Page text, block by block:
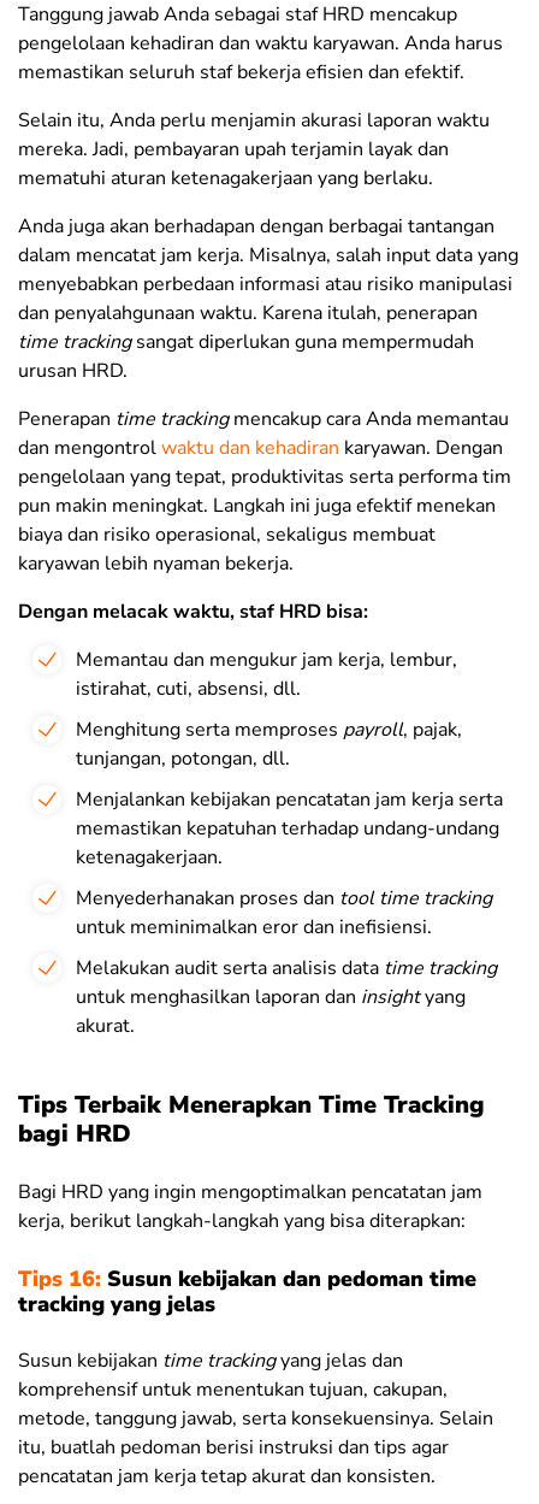
Tanggung jawab Anda sebagai staf HRD mencakup
pengelolaan kehadiran dan waktu karyawan. Anda harus
memastikan seluruh staf bekerja efisien dan efektif.
Selain itu, Anda perlu menjamin akurasi laporan waktu
mereka. Jadi, pembayaran upah terjamin layak dan
mematuhi aturan ketenagakerjaan yang berlaku.
Anda juga akan berhadapan dengan berbagai tantangan
dalam mencatat jam kerja. Misalnya, salah input data yang
menyebabkan perbedaan informasi atau risiko manipulasi
dan penyalahgunaan waktu. Karena itulah, penerapan
time trackingsangat diperlukan guna mempermudah
urusan HRD.
Penerapan time trackingmencakup cara Anda memantau
dan mengontrolwaktu dan kehadiran karyawan. Dengan
pengelolaan yang tepat, produktivitas serta performa tim
pun makin meningkat. Langkah ini juga efektif menekan
biaya dan risiko operasional, sekaligus membuat
karyawan lebih nyaman bekerja.
Dengan melacak waktu, staf HRD bisa:
Memantau dan mengukur jam kerja, lembur,
istirahat, cuti, absensi, dll.
Menghitung serta memproses payroll, pajak,
tunjangan, potongan, dll.
Menjalankan kebijakan pencatatan jam kerja serta
memastikan kepatuhan terhadap undang-undang
ketenagakerjaan.
Menyederhanakan proses dan tool time tracking
untuk meminimalkan eror dan inefisiensi.
Melakukan audit serta analisis data time tracking
untuk menghasilkan laporan dan insightyang
akurat.
Tips Terbaik Menerapkan Time Tracking
bagi HRD
Bagi HRD yang ingin mengoptimalkan pencatatan jam
kerja, berikut langkah-langkah yang bisa diterapkan:
Tips 16: Susun kebijakan dan pedoman time
tracking yang jelas
Susun kebijakan time trackingyang jelas dan
komprehensif untuk menentukan tujuan, cakupan,
metode, tanggung jawab, serta konsekuensinya. Selain
itu, buatlah pedoman berisi instruksi dan tips agar
pencatatan jam kerja tetap akurat dan konsisten.